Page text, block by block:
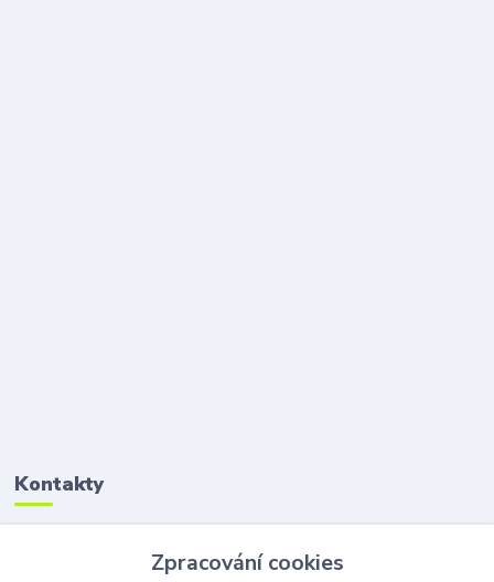
Kontakty
Petr Šolin
+420 734 550 550Zpracování cookies